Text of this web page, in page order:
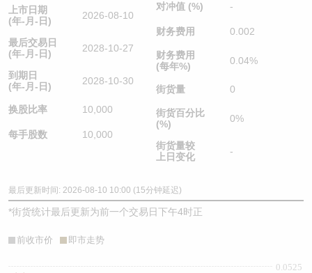
上市日期
(年-月-日)
2026-08-10
最后交易日
(年-月-日)
2028-10-27
到期日
(年-月-日)
2028-10-30
换股比率 10,000
每手股数 10,000
对冲值 (%) -
财务费用 0.002
财务费用
(每年%)
0.04%
街货量 0
街货百分比
(%)
0%
街货量较
上日变化
-
最后更新时间: 2026-08-10 10:00 (15分钟延迟)
*街货统计最后更新为前一个交易日下午4时正
前收市价 即市走势
0.0525